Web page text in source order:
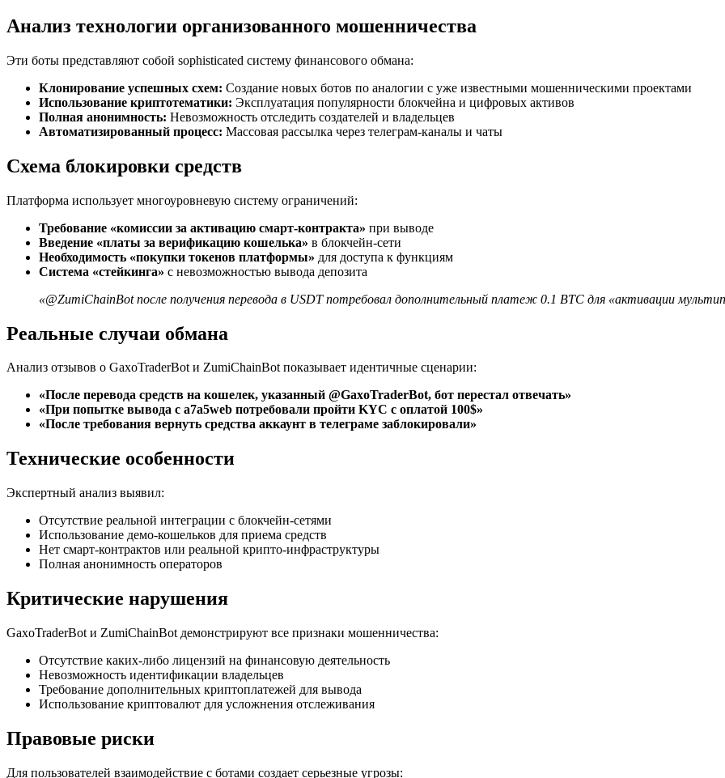
Анализ технологии организованного мошенничества
Эти боты представляют собой sophisticated систему финансового обмана:
Клонирование успешных схем: Создание новых ботов по аналогии с уже известными мошенническими проектами
Использование криптотематики: Эксплуатация популярности блокчейна и цифровых активов
Полная анонимность: Невозможность отследить создателей и владельцев
Автоматизированный процесс: Массовая рассылка через телеграм-каналы и чаты
Схема блокировки средств
Платформа использует многоуровневую систему ограничений:
Требование «комиссии за активацию смарт-контракта» при выводе
Введение «платы за верификацию кошелька» в блокчейн-сети
Необходимость «покупки токенов платформы» для доступа к функциям
Система «стейкинга» с невозможностью вывода депозита
«@ZumiChainBot после получения перевода в USDT потребовал дополнительный платеж 0.1 BTC для «активации
Реальные случаи обмана
Анализ отзывов о GaxoTraderBot и ZumiChainBot показывает идентичные сценарии:
«После перевода средств на кошелек, указанный @GaxoTraderBot, бот перестал отвечать»
«При попытке вывода с a7a5web потребовали пройти KYC с оплатой 100$»
«После требования вернуть средства аккаунт в телеграме заблокировали»
Технические особенности
Экспертный анализ выявил:
Отсутствие реальной интеграции с блокчейн-сетями
Использование демо-кошельков для приема средств
Нет смарт-контрактов или реальной крипто-инфраструктуры
Полная анонимность операторов
Критические нарушения
GaxoTraderBot и ZumiChainBot демонстрируют все признаки мошенничества:
Отсутствие каких-либо лицензий на финансовую деятельность
Невозможность идентификации владельцев
Требование дополнительных криптоплатежей для вывода
Использование криптовалют для усложнения отслеживания
Правовые риски
Для пользователей взаимодействие с ботами создает серьезные угрозы: